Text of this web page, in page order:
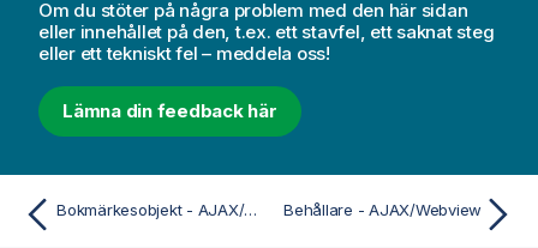
Om du stöter på några problem med den här sidan
eller innehållet på den, t.ex. ett stavfel, ett saknat steg
eller ett tekniskt fel – meddela oss!
Lämna din feedback här
Bokmärkesobjekt - AJAX/Webview Behållare - AJAX/Webview